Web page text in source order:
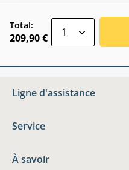
Total:
209,90 €
Ligne d'assistance
Service
À savoir